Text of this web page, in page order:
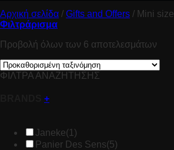
Αρχική σελίδα / Gifts and Offers / Mini size
Φιλτράρισμα
Προβολή όλων των 6 αποτελεσμάτων
ΦΙΛΤΡΑ ΑΝΑΖΗΤΗΣΗΣ
+
Janeke(1)
Panier Des Sens(5)